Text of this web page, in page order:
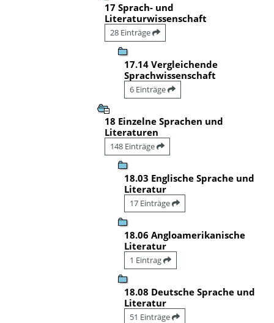
17 Sprach- und
Literaturwissenschaft
28 Einträge
17.14 Vergleichende
Sprachwissenschaft
6 Einträge
18 Einzelne Sprachen und
Literaturen
148 Einträge
18.03 Englische Sprache und
Literatur
17 Einträge
18.06 Angloamerikanische
Literatur
1 Eintrag
18.08 Deutsche Sprache und
Literatur
51 Einträge